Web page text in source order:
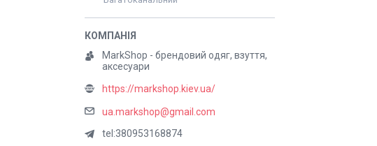
MarkShop - брендовий одяг, взуття,
аксесуари
https://markshop.kiev.ua/
ua.markshop@gmail.com
tel:380953168874